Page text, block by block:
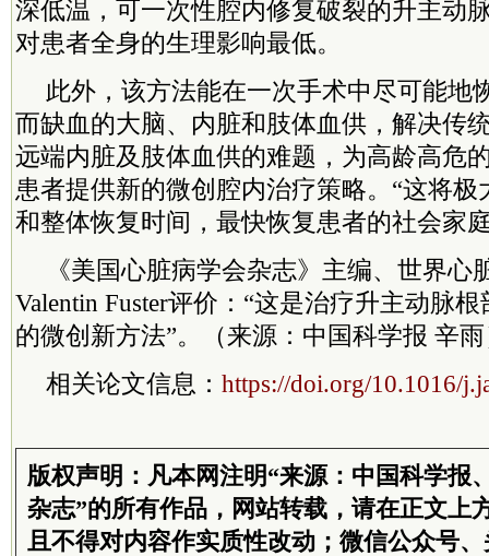
深低温，可一次性腔内修复破裂的升主动
对患者全身的生理影响最低。
此外，该方法能在一次手术中尽可能地
而缺血的大脑、内脏和肢体血供，解决传
远端内脏及肢体血供的难题，为高龄高危
患者提供新的微创腔内治疗策略。“这将
和整体恢复时间，最快恢复患者的社会家
《美国心脏病学会杂志》主编、世界心
Valentin Fuster评价：“这是治疗升主动脉
的微创新方法”。（来源：中国科学报 辛
相关论文信息： https://doi.org/10.1016/
版权声明：凡本网注明“来源：中国科学报
杂志”的所有作品，网站转载，请在正文上
且不得对内容作实质性改动；微信公众号